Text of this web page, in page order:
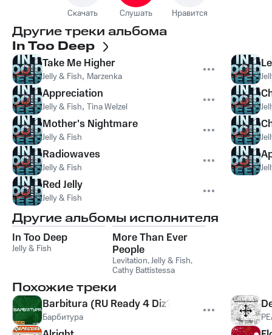
Скачать Слушать Нравится
Другие треки альбома
In Too Deep
Take Me Higher
Jelly & Fish, Marzenka
Appreciation
Jelly & Fish, Tina Welzel
Mother's Nightmare
Jelly & Fish
Radiowaves
Jelly & Fish
Red Jelly
Jelly & Fish
Другие альбомы исполнителя
In Too Deep
Jelly & Fish
More Than Ever
People
Levitation,Jelly & Fish,
Cathy Battistessa
Похожие треки
Barbitura (RU Ready 4 Diz?)
Барбитура